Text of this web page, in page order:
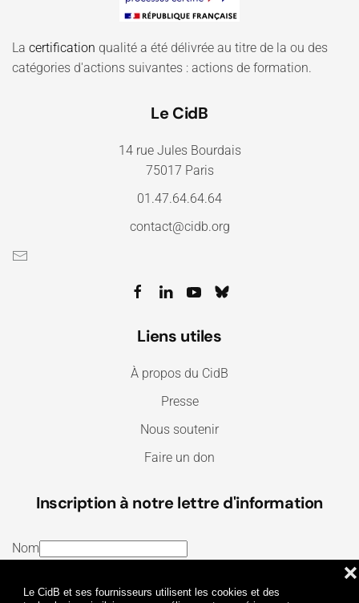
Le CidB et ses fournisseurs utilisent les cookies et des
❌
La certification qualité a été délivrée au titre de la ou des
catégories d'actions suivantes : actions de formation.
Le CidB
14 rue Jules Bourdais
75017 Paris
01.47.64.64.64
contact@cidb.org
Liens utiles
À propos du CidB
Presse
Nous soutenir
Faire un don
Inscription à notre lettre d'information
Nom